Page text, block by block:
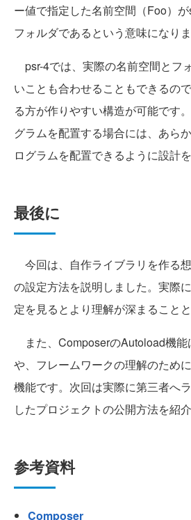
ー値で指定した名前空間（Foo）
フォルダであるという意味になりま
psr-4では、実際の名前空間とフ
いことも合わせることもできるの
る方が作りやすい構造が可能です
グラムを配置する場合には、あら
ログラムを配置できるように設計
最後に
今回は、自作ライブラリを作る
の設定方法を説明しました。実際
定を見るとより理解が深まることと
また、ComposerのAutoload機
や、フレームワークの理解のため
機能です。次回は実際に第三者へ
したプロジェクトの公開方法を紹介
参考資料
Composer